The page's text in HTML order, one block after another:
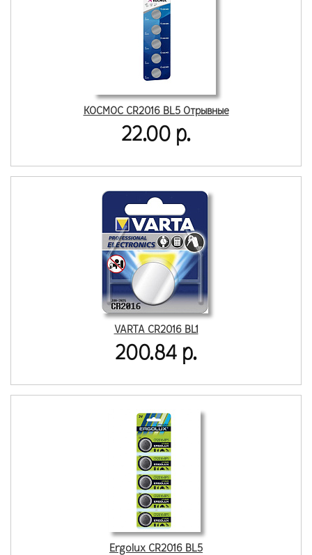
КОСМОС CR2016 BL5 Отрывные
22.00 р.
VARTA CR2016 BL1
200.84 р.
Ergolux CR2016 BL5